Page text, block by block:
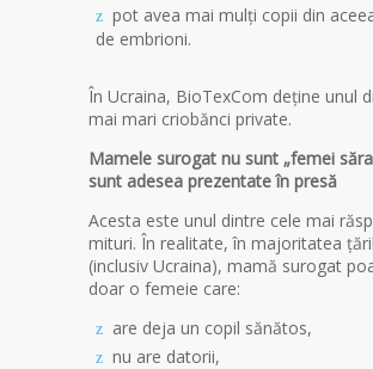
pot avea mai mulți copii din
de embrioni.
În Ucraina, BioTexCom deține unul
mai mari criobănci private.
Mamele surogat nu sunt „femei
sunt adesea prezentate în presă
Acesta este unul dintre cele mai
mituri. În realitate, în majoritatea
(inclusiv Ucraina), mamă surogat
doar o femeie care:
are deja un copil sănătos,
nu are datorii,